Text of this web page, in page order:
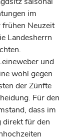
im
Neuzeit
Landesherrn
und
wohl gegen
der Zünfte
Für den
dass im
für den